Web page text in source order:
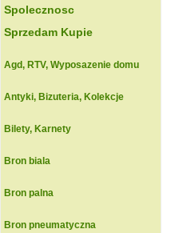
Spolecznosc
Sprzedam Kupie
Agd, RTV, Wyposazenie domu
Antyki, Bizuteria, Kolekcje
Bilety, Karnety
Bron biala
Bron palna
Bron pneumatyczna